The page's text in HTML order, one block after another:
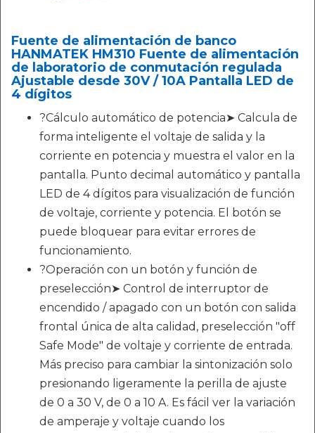
Fuente de alimentación de banco
HANMATEK HM310 Fuente de alimentación
de laboratorio de conmutación regulada
Ajustable desde 30V / 10A Pantalla LED de
4 dígitos
?Cálculo automático de potencia➤ Calcula de
forma inteligente el voltaje de salida y la
corriente en potencia y muestra el valor en la
pantalla. Punto decimal automático y pantalla
LED de 4 dígitos para visualización de función
de voltaje, corriente y potencia. El botón se
puede bloquear para evitar errores de
funcionamiento.
?Operación con un botón y función de
preselección➤ Control de interruptor de
encendido / apagado con un botón con salida
frontal única de alta calidad, preselección "off
Safe Mode" de voltaje y corriente de entrada.
Más preciso para cambiar la sintonización solo
presionando ligeramente la perilla de ajuste
de 0 a 30 V, de 0 a 10 A. Es fácil ver la variación
de amperaje y voltaje cuando los